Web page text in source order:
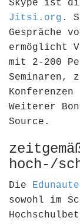
Skype ist
Jitsi.org .
Gespräche
ermöglicht
mit 2-200
Seminaren,
Weiterer
Source.
hoch-/
Die
sowohl im